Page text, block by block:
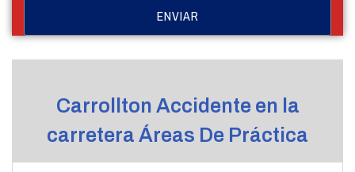
Carrollton Accidente en la
carretera Áreas De Práctica